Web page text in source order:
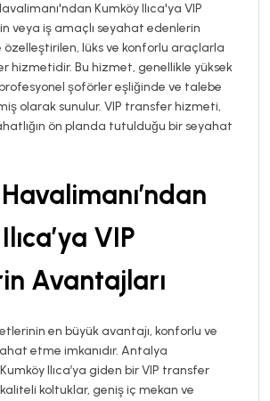
Kumköy Ilıca'ya VIP
veya iş amaçlı seyahat edenlerin
lüks ve konforlu araçlarla
hizmetidir. Bu hizmet, genellikle yüksek
şoförler eşliğinde ve talebe
olarak sunulur. VIP transfer hizmeti,
ön planda tutulduğu bir seyahat
VIP
Avantajları
en büyük avantajı, konforlu ve
etme imkanıdır. Antalya
Ilıca’ya giden bir VIP transfer
koltuklar, geniş iç mekan ve